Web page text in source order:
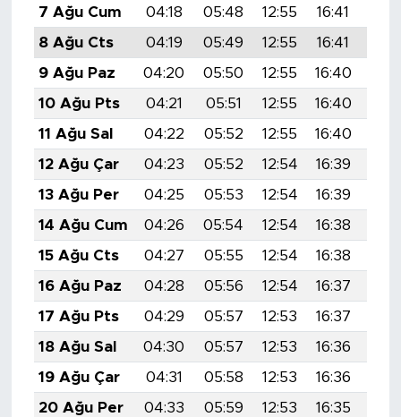
7 Ağu Cum
04:18 05:48 12:55 16:41
8 Ağu Cts
04:19 05:49 12:55 16:41
9 Ağu Paz
04:20 05:50 12:55 16:40
10 Ağu Pts
04:21 05:51 12:55 16:40
11 Ağu Sal
04:22 05:52 12:55 16:40
12 Ağu Çar
04:23 05:52 12:54 16:39
13 Ağu Per
04:25 05:53 12:54 16:39
14 Ağu Cum
04:26 05:54 12:54 16:38
15 Ağu Cts
04:27 05:55 12:54 16:38
16 Ağu Paz
04:28 05:56 12:54 16:37
17 Ağu Pts
04:29 05:57 12:53 16:37
18 Ağu Sal
04:30 05:57 12:53 16:36
19 Ağu Çar
04:31 05:58 12:53 16:36
20 Ağu Per
04:33 05:59 12:53 16:35